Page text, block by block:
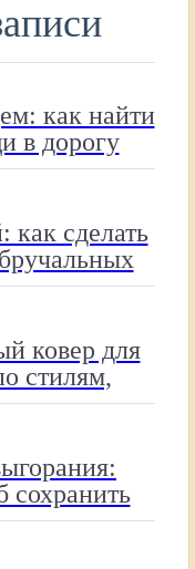
как найти
в дорогу
сделать
ковер для
стилям,
сохранить